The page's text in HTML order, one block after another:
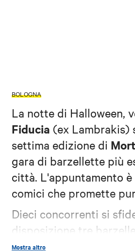
BOLOGNA
La notte di Halloween,
Fiducia (ex Lambrakis)
settima edizione di
gara di barzellette più
città. L'appuntamento
comici che promette
Dieci concorrenti si
disposizione tre
decretare il vincitore
Mostra altro